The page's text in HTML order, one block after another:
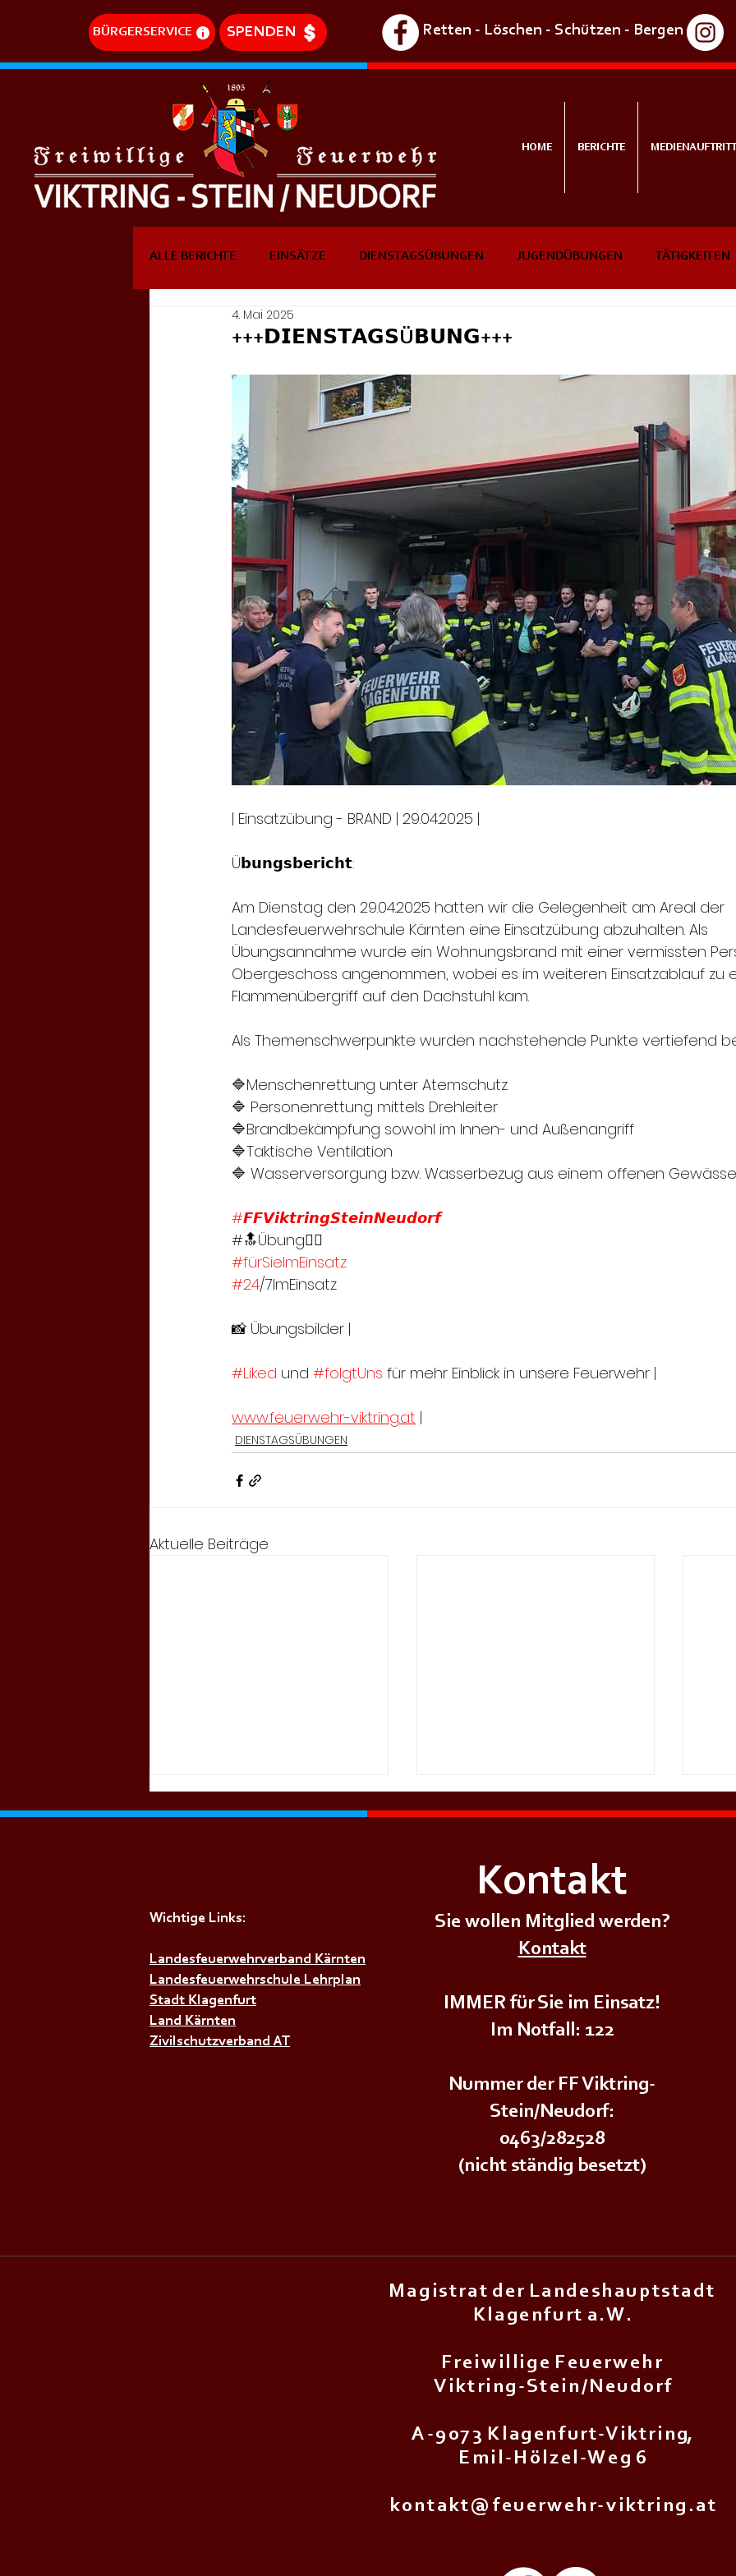
BÜRGERSERVICE SPENDEN Retten - Löschen - Schützen - Bergen
ALLE BERICHTE EINSÄTZE DIENSTAGSÜBUNGEN JUGENDÜBUNGEN TÄTIGKEITEN
DREHLEITEREINSÄTZE
+++𝗗𝗜𝗘𝗡𝗦𝗧𝗔𝗚𝗦Ü𝗕𝗨𝗡𝗚+++
4. Mai 2025
| Einsatzübung - BRAND | 29.04.2025 |
Ü𝗯𝘂𝗻𝗴𝘀𝗯𝗲𝗿𝗶𝗰𝗵𝘁:
Am Dienstag den 29.04.2025 hatten wir die Gelegenheit am Areal der
Landesfeuerwehrschule Kärnten eine Einsatzübung abzuhalten. Als
Übungsannahme wurde ein Wohnungsbrand mit einer vermissten
Obergeschoss angenommen, wobei es im weiteren Einsatzablauf zu
Flammenübergriff auf den Dachstuhl kam.
Als Themenschwerpunkte wurden nachstehende Punkte vertiefend
🔷Menschenrettung unter Atemschutz
🔷 Personenrettung mittels Drehleiter
🔷Brandbekämpfung sowohl im Innen- und Außenangriff
🔷Taktische Ventilation
🔷 Wasserversorgung bzw. Wasserbezug aus einem offenen
#𝙁𝙁𝙑𝙞𝙠𝙩𝙧𝙞𝙣𝙜𝙎𝙩𝙚𝙞𝙣𝙉𝙚𝙪𝙙𝙤𝙧𝙛
#🔝Übung👍🏻
#fürSieImEinsatz
#24/7ImEinsatz
📸 Übungsbilder |
#Liked und #folgtUns für mehr Einblick in unsere Feuerwehr |
www.feuerwehr-viktring.at |
DIENSTAGSÜBUNGEN
Aktuelle Beiträge
+++𝗗𝗜𝗘𝗡𝗦𝗧𝗔𝗚𝗦Ü𝗕𝗨𝗡𝗚+++
HOME BERICHTE
Kontakt
Wichtige Links:
Landesfeuerwehrverband Kärnten
Landesfeuerwehrschule Lehrplan
Stadt Klagenfurt
Land Kärnten
Zivilschutzverband AT
Sie wollen Mitglied werden?
Kontakt
IMMER für Sie im Einsatz!
Im Notfall: 122
Nummer der FF Viktring-
Stein/Neudorf:
0463/282528
(nicht ständig besetzt)
M a g i s t r a t d e r L a n d e s h a u p t s t a d t
K l a g e n f u r t a . W .
F r e i w i l l i g e F e u e r w e h r
V i k t r i n g - S t e i n / N e u d o r f
A - 9 0 7 3 K l a g e n f u r t - V i k t r i n g,
E m i l - H ö l z e l - W e g 6
k o n t a k t @ f e u e r w e h r - v i k t r i n g . a t